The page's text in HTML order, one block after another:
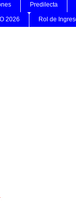
Predilecta
2026 Rol de